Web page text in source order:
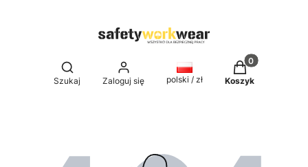
Otwórz wyszukiwarkę
Szukaj Zaloguj się polski / zł
Produkty w
Koszyk